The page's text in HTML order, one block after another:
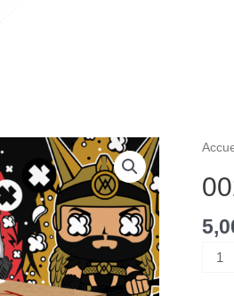
0027
V.11